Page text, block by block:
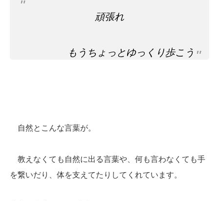
頑張れ
もうちょっとゆっくり歩こう
自然とこんな言葉が。
教えなくても自然に出る言葉や、何も言わなくても手
を繋いだり、体を支えてたりしてくれています。